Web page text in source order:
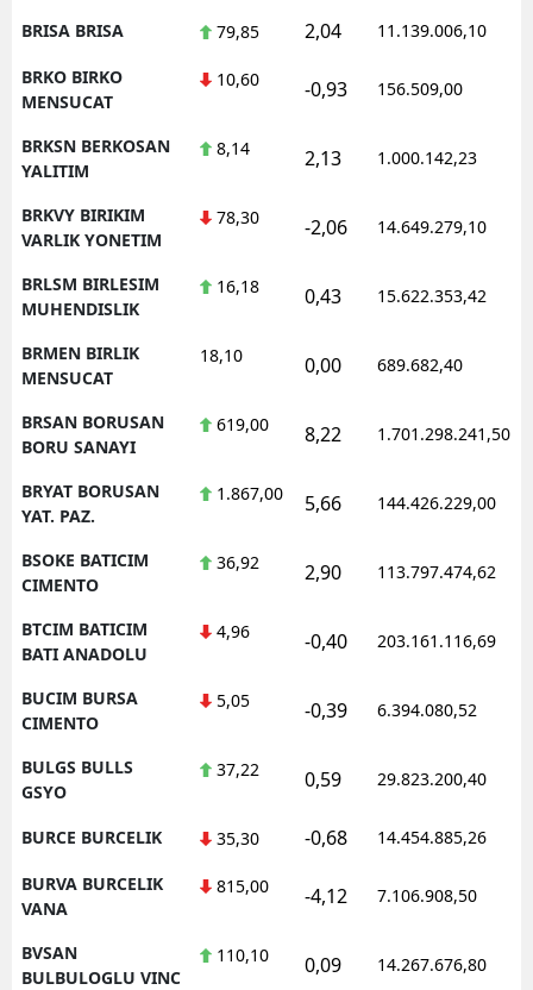
BRISA BRISA 79,85 2,04 11.139.006,10
BRKO BIRKO
MENSUCAT
10,60 -0,93 156.509,00
BRKSN BERKOSAN
YALITIM
8,14 2,13 1.000.142,23
BRKVY BIRIKIM
VARLIK YONETIM
78,30 -2,06 14.649.279,10
BRLSM BIRLESIM
MUHENDISLIK
16,18 0,43 15.622.353,42
BRMEN BIRLIK
MENSUCAT
18,10 0,00 689.682,40
BRSAN BORUSAN
BORU SANAYI
619,00 8,22 1.701.298.241,50
BRYAT BORUSAN
YAT. PAZ.
1.867,00 5,66 144.426.229,00
BSOKE BATICIM
CIMENTO
36,92 2,90 113.797.474,62
BTCIM BATICIM
BATI ANADOLU
4,96 -0,40 203.161.116,69
BUCIM BURSA
CIMENTO
5,05 -0,39 6.394.080,52
BULGS BULLS
GSYO
37,22 0,59 29.823.200,40
BURCE BURCELIK 35,30 -0,68 14.454.885,26
BURVA BURCELIK
VANA
815,00 -4,12 7.106.908,50
BVSAN
BULBULOGLU VINC
110,10 0,09 14.267.676,80